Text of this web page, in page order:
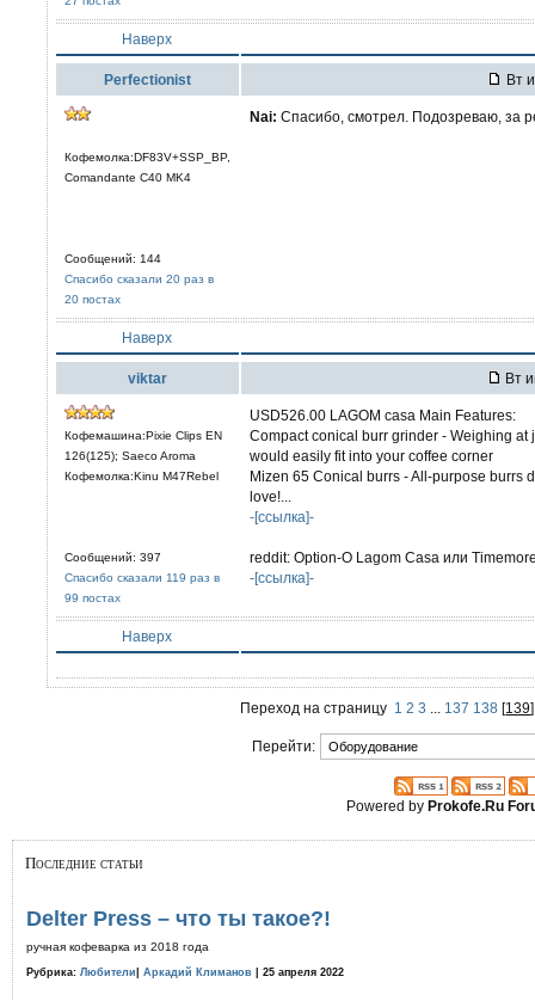
Наверх
Perfectionist Вт
Кофемолка:DF83V+SSP_BP,
Comandante C40 MK4
Сообщений: 144
Спасибо сказали 20 раз в
20 постах
Nai: Спасибо, смотрел. Подозреваю, за
Наверх
viktar Вт
Кофемашина:Pixie Clips EN
126(125); Saeco Aroma
Кофемолка:Kinu M47Rebel
Сообщений: 397
Спасибо сказали 119 раз в
99 постах
USD526.00 LAGOM casa Main Features:
Compact conical burr grinder - Weighing at
would easily fit into your coffee corner
Mizen 65 Conical burrs - All-purpose burrs
love!...
-[ссылка]-
reddit: Option-O Lagom Casa или
-[ссылка]-
Наверх
Переход на страницу 1 2 3 137 138 [139
Перейти:
Powered byProkofe.Ru
Последние статьи
Delter Press – что ты такое?!
ручная кофеварка из 2018 года
Рубрика: Любители Аркадий Климанов | 25 апреля 2022